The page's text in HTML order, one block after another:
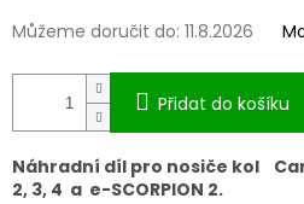
Můžeme doručit do: 11.8.2026
Přidat do košíku
Náhradní díl pro nosiče kol
2, 3, 4 a e-SCORPION 2.